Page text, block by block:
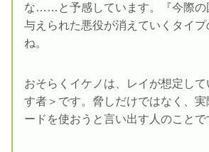
な……と予感しています。『今際の
与えられた悪役が消えていくタイプ
ね。
おそらくイケノは、レイが想定し
す者＞です。脅しだけではなく、実
ードを使おうと言い出す人のことで